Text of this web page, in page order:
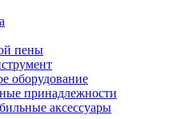
пены
оборудование
принадлежности
аксессуары